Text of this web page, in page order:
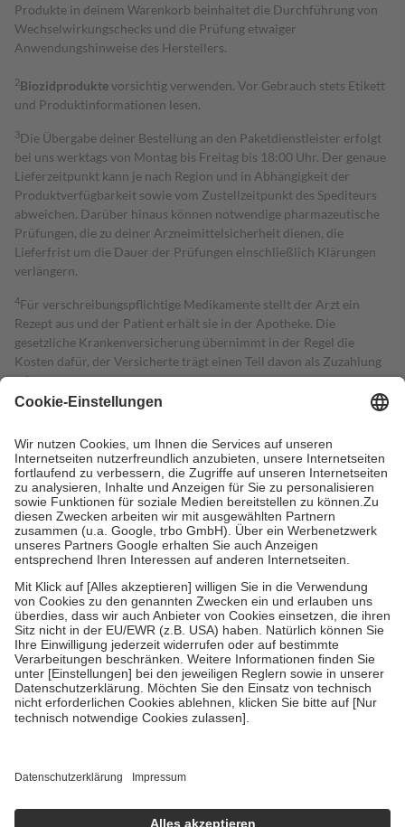
Produkte in deinem Warenkorb beinhaltet die Durchführung von
Wechselwirkungschecks und die Prüfung etwaiger
Anwendungshinweise des Herstellers.
2Biozidproduktevorsichtig verwenden. Vor Gebrauch stets Etikett
und Produktinformationen lesen.
3Die Übergabe deiner Bestellung an den Paketdienstleister erfolgt
bei uns werktags von Montag bis Freitag bis 18:00 Uhr. Der genaue
Lieferzeitpunkt kann je nach Region und in Abhängigkeit der
Produktverfügbarkeit sowie vom Zustellzeitpunkt des Spediteurs
abweichen. Darüber hinaus können notwendige pharmazeutische
Prüfungen, die zu deiner Arzneimittelsicherheit dienen, die
Lieferfrist um die Dauer der Prüfungen einschließlich Klärungen
verlängern.
4Für verschreibungspflichtige Medikamente stellt der Arzt ein
Rezept aus und der Patient erhält sie in der Apotheke. Die
gesetzliche Krankenversicherung übernimmt in der Regel die
Kosten dafür, der Versicherte trägt einen Teil davon als Zuzahlung
mit.
Grundsätzlich leisten Mitglieder Zuzahlungen in Höhe von zehn
höchstens zehn Euro.
Es sind jedoch nie mehr als die tatsächlichen
Kosten der Leistung zu entrichten.
Diese Regeln gelten grundsätzlich auch für Online-Apotheken.
Bei Heilmitteln und häuslicher Krankenpflege beträgt die
Zuzahlung zehn Prozent der Kosten sowie zehn Euro je
Verordnung.
Um das Engagement der Versicherten für ihre eigene Gesundheit zu
stärken und die besondere Stellung der Familie zu unterstützen,
fallenkeine Zuzahlungenan bei:
• Kindern und Jugendlichen bis zum vollendeten 18. Lebensjahr
mit Ausnahme der Fahrkosten
• Untersuchungen zur Vorsorge und Früherkennung, die von der
GKV getragen werden
• empfohlenen Schutzimpfungen
• Harn- und Blutteststreifen
getroffen, um sicherzustellen, dass es sich um echte Bewertungen
https://help.etrusted.com/hc/de/articles/4419944605341